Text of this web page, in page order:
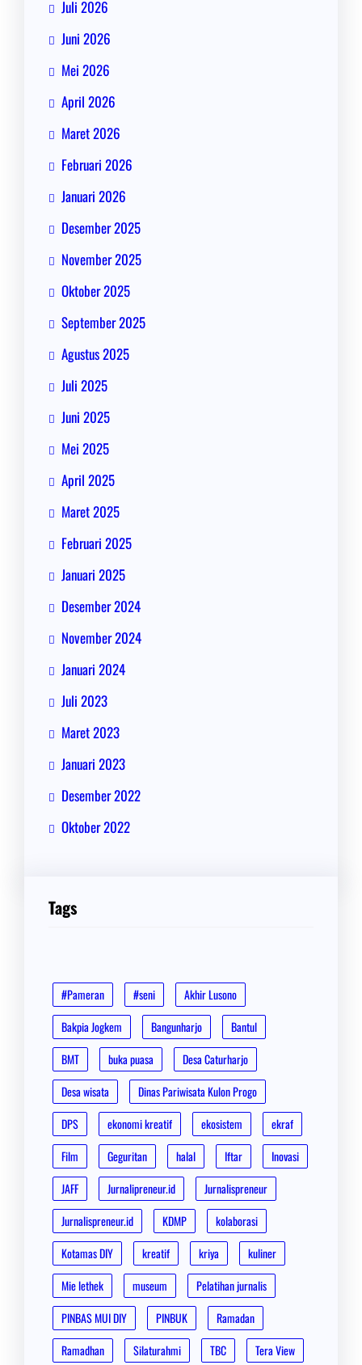
Juli 2026
Juni 2026
Mei 2026
April 2026
Maret 2026
Februari 2026
Januari 2026
Desember 2025
November 2025
Oktober 2025
September 2025
Agustus 2025
Juli 2025
Juni 2025
Mei 2025
April 2025
Maret 2025
Februari 2025
Januari 2025
Desember 2024
November 2024
Januari 2024
Juli 2023
Maret 2023
Januari 2023
Desember 2022
Oktober 2022
Tags
#Pameran #seni
Akhir Lusono
Bakpia Jogkem
Bangunharjo
Bantul
BMT
buka puasa
Desa Caturharjo
Desa wisata
Dinas Pariwisata Kulon Progo
DPS
ekonomi kreatif ekosistem
ekraf
Film
Geguritan halal Iftar
Inovasi
JAFF
Jurnalipreneur.id
Jurnalispreneur
Jurnalispreneur.id
KDMP
kolaborasi
Kotamas DIY
kreatif kriya
kuliner
Mie lethek
museum
Pelatihan jurnalis
PINBAS MUI DIY
PINBUK
Ramadan
Ramadhan
Silaturahmi TBC
Tera View